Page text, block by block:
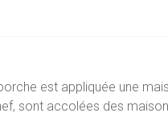
est appliquée une
sont accolées des